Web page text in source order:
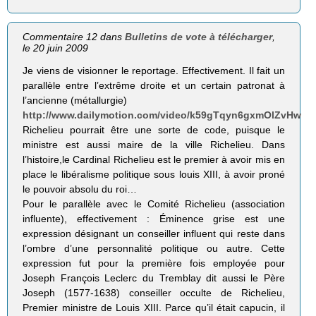
Commentaire 12 dansBulletins de vote à télécharger,
le 20 juin 2009
Je viens de visionner le reportage. Effectivement. Il fait un
parallèle entre l’extrême droite et un certain patronat à
l’ancienne (métallurgie)
http://www.dailymotion.com/video/k59gTqyn6gxmOlZvHw
Richelieu pourrait être une sorte de code, puisque le
ministre est aussi maire de la ville Richelieu. Dans
l’histoire,le Cardinal Richelieu est le premier à avoir mis en
place le libéralisme politique sous louis XIII, à avoir proné
le pouvoir absolu du roi…
Pour le parallèle avec le Comité Richelieu (association
influente), effectivement : Éminence grise est une
expression désignant un conseiller influent qui reste dans
l’ombre d’une personnalité politique ou autre. Cette
expression fut pour la première fois employée pour
Joseph François Leclerc du Tremblay dit aussi le Père
Joseph (1577-1638) conseiller occulte de Richelieu,
Premier ministre de Louis XIII. Parce qu’il était capucin, il